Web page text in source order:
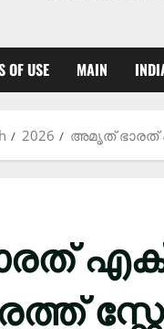
OF USE MAIN
2026 അമൃത് ഭാരത്